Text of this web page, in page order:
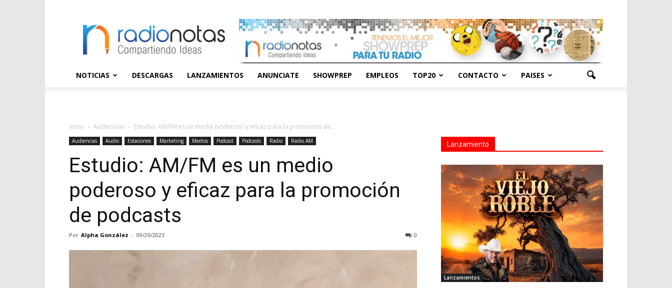
NOTICIAS DESCARGAS LANZAMIENTOS ANUNCIATE SHOWPREP EMPLEOS TOP20 CONTACTO PAISES
Inicio Audiencias Estudio: AM/FM es un medio poderoso y eficaz para la promoción de...
Audiencias Audio Estaciones Marketing Medios Podcast Podcasts Radio Radio AM
Estudio: AM/FM es un medio
poderoso y eficaz para la promoción
de podcasts
Por Alpha González - 09/26/2023 0
Lanzamiento
Lanzamientos